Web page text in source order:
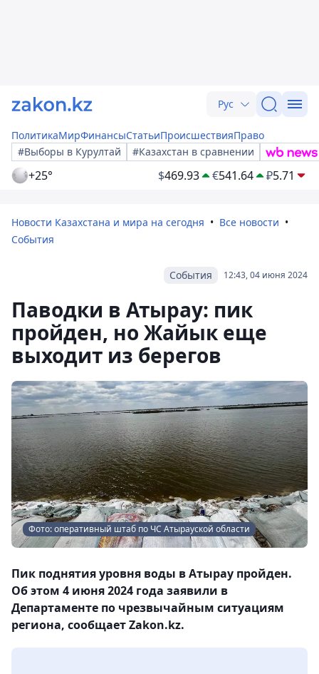
Рус
ПолитикаМирФинансыСтатьиПроисшествияПраво
#Выборы в Курултай
#Казахстан в сравнении
+25° $469.93 €541.64 ₽5.71
Новости Казахстана и мира на сегодня
Все новости
События
12:43, 04 июня 2024
События
Паводки в Атырау: пик
пройден, но Жайык еще
выходит из берегов
Фото: оперативный штаб по ЧС Атырауской области
Пик поднятия уровня воды в Атырау пройден.
Об этом 4 июня 2024 года заявили в
Департаменте по чрезвычайным ситуациям
региона, сообщает Zakon.kz.